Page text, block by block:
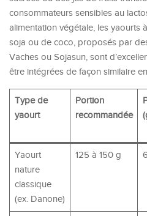
consommateurs sensibles au
alimentation végétale, les yaourts
soja ou de coco, proposés par
Vaches ou Sojasun, sont
être intégrées de façon similaire
Type de
yaourt
Portion
recommandée
Yaourt
nature
classique
(ex. Danone)
125 à 150 g